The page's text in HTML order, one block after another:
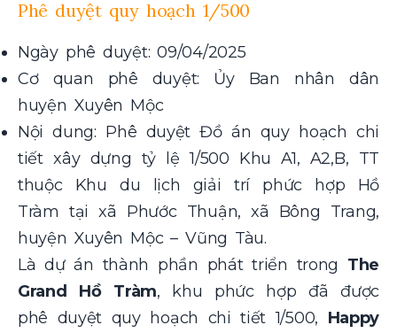
Phê duyệt quy hoạch 1/500
Ngày phê duyệt: 09/04/2025
Cơ quan phê duyệt: Ủy Ban nhân dân
huyện Xuyên Mộc
Nội dung: Phê duyệt Đồ án quy hoạch chi
tiết xây dựng tỷ lệ 1/500 Khu A1, A2,B, TT
thuộc Khu du lịch giải trí phức hợp Hồ
Tràm tại xã Phước Thuận, xã Bông Trang,
huyện Xuyên Mộc – Vũng Tàu.
Là dự án thành phần phát triển trong The
Grand Hồ Tràm, khu phức hợp đã được
phê duyệt quy hoạch chi tiết 1/500, Happy